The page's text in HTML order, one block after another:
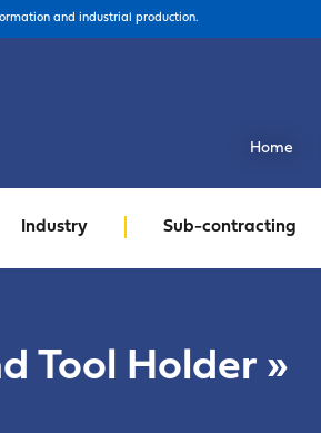
and industrial production.
Industry Sub-contracting
Home
Tool Holder »